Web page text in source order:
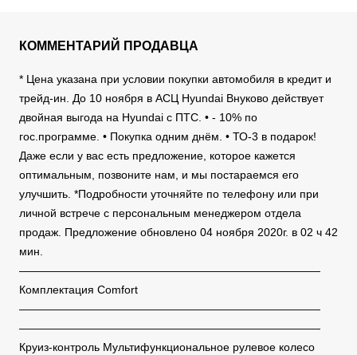
КОММЕНТАРИЙ ПРОДАВЦА
* Цена указана при условии покупки автомобиля в кредит и
трейд-ин. До 10 ноября в АСЦ Hyundai Внуково действует
двойная выгода на Hyundai с ПТС. • - 10% по
гос.программе. • Покупка одним днём. • ТО-3 в подарок!
Даже если у вас есть предложение, которое кажется
оптимальным, позвоните нам, и мы постараемся его
улучшить. *Подробности уточняйте по телефону или при
личной встрече с персональным менеджером отдела
продаж. Предложение обновлено 04 ноября 2020г. в 02 ч 42
мин.
———————————————————————————
Комплектация Comfort
———————————————————————————
———————————————————————————
Круиз-контроль Мультифункциональное рулевое колесо